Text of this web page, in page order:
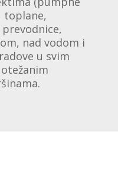
toplane,
nad vodom i
u svim